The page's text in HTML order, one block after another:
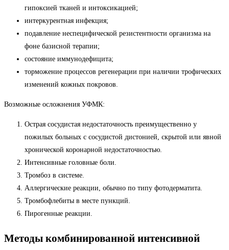
гипоксией тканей и интоксикацией;
интеркурентная инфекция;
подавление неспецифической резистентности организма на
фоне базисной терапии;
состояние иммунодефицита;
торможение процессов регенерации при наличии трофических
изменений кожных покровов.
Возможные осложнения УФМК:
Острая сосудистая недостаточность преимущественно у
пожилых больных с сосудистой дистонией, скрытой или явной
хронической коронарной недостаточностью.
Интенсивные головные боли.
Тромбоз в системе.
Аллергические реакции, обычно по типу фотодерматита.
Тромбофлебиты в месте пункций.
Пирогенные реакции.
Методы комбинированной интенсивной